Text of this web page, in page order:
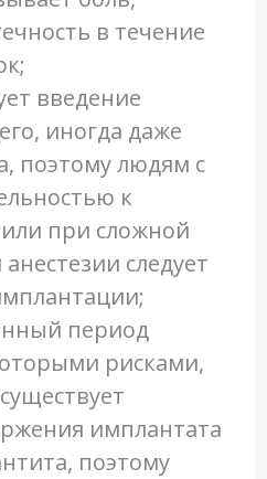
в течение
введение
иногда даже
поэтому людям с
к
при сложной
следует
период
рисками,
имплантата
поэтому